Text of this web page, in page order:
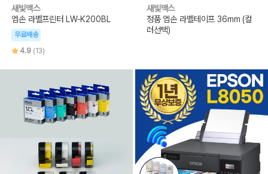
새빛맥스
엡손 라벨프린터 LW-K200BL
무료배송
4.9 (13)
새빛맥스
정품 엡손 라벨테이프 36mm (컬
러선택)